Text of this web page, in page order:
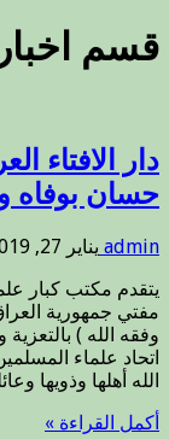
قسم اخبار
دار الافتاء
حسان بوفاه
admin يناير 27, 2019
يتقدم مكتب كبار
مفتي جمهورية
وفقه الله )
اتحاد علماء
الله أهلها وذويها
أكمل القراءة »